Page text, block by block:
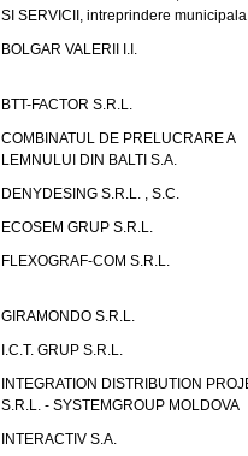
SI SERVICII, intreprindere municipala
BOLGAR VALERII I.I.
BTT-FACTOR S.R.L.
COMBINATUL DE PRELUCRARE A
LEMNULUI DIN BALTI S.A.
DENYDESING S.R.L. , S.C.
ECOSEM GRUP S.R.L.
FLEXOGRAF-COM S.R.L.
GIRAMONDO S.R.L.
I.C.T. GRUP S.R.L.
INTEGRATION DISTRIBUTION
S.R.L. - SYSTEMGROUP MOLDOVA
INTERACTIV S.A.